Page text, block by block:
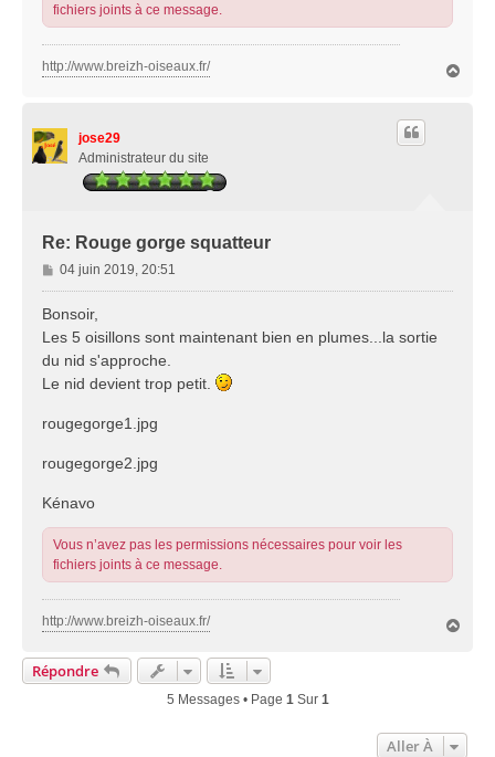
fichiers joints à ce message.
http://www.breizh-oiseaux.fr/
jose29
Administrateur du site
Re: Rouge gorge squatteur
M
e
a
g
e
04 juin 2019, 20:51
Bonsoir,
Les 5 oisillons sont maintenant bien en plumes...la sortie
du nid s'approche.
Le nid devient trop petit.
rougegorge1.jpg
rougegorge2.jpg
Kénavo
Vous n’avez pas les permissions nécessaires pour voir les
fichiers joints à ce message.
http://www.breizh-oiseaux.fr/
Répondre
5 Messages • Page 1 Sur 1
Aller À